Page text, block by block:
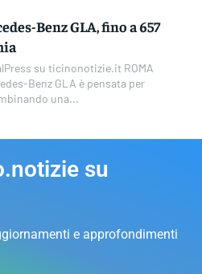
Benz GLA, fino a 657
su ticinonotizie.it ROMA
Benz GLA è pensata per
una...
su
e approfondimenti